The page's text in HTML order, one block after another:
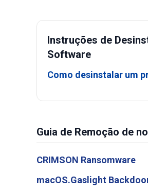
Instruções de
Software
Como desinstalar um
Guia de Remoção de
CRIMSON Ransomware
macOS.Gaslight